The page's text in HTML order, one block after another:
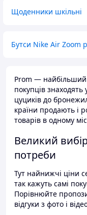
Щоденники шкільні
Бутси Nike Air Zoom
Prom — найбільший
покупців
цуциків до
країни продають і
товарів в одному
Великий
потреби
Тут найнижчі ціни
так кажуть самі
Порівнюйте
відгуки з фото і